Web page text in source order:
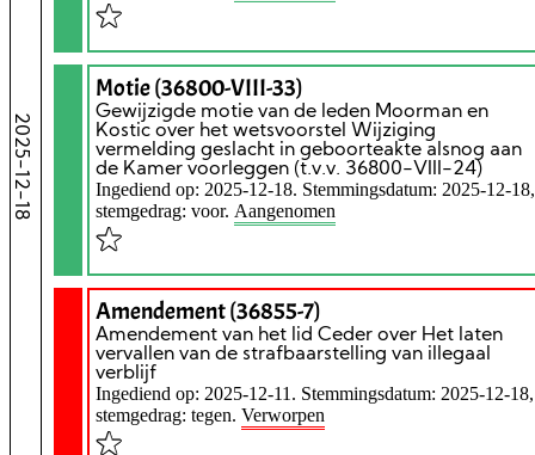
2025-12-18
Motie (36800-VIII-33)
Gewijzigde motie van de leden Moorman en
Kostic over het wetsvoorstel Wijziging
vermelding geslacht in geboorteakte alsnog aan
de Kamer voorleggen (t.v.v. 36800-VIII-24)
Ingediend op: 2025-12-18. Stemmingsdatum: 2025-12-18,
stemgedrag: voor. Aangenomen
Amendement (36855-7)
Amendement van het lid Ceder over Het laten
vervallen van de strafbaarstelling van illegaal
verblijf
Ingediend op: 2025-12-11. Stemmingsdatum: 2025-12-18,
stemgedrag: tegen. Verworpen